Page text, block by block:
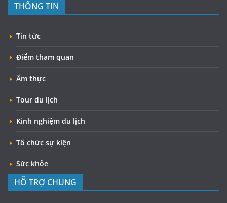
THÔNG TIN
Tin tức
Điểm tham quan
Ẩm thực
Tour du lịch
Kinh nghiệm du lịch
Tổ chức sự kiện
Sức khỏe
HỖ TRỢ CHUNG